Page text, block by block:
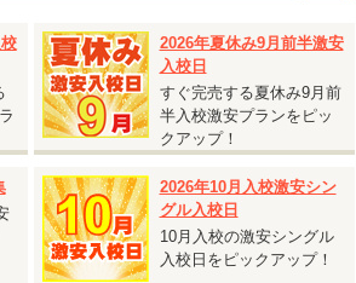
！』
2026年夏休み9月前半激安
入校日
すぐ完売する夏休み9月前
半入校激安プランをピッ
クアップ！
2026年10月入校激安シン
グル入校日
10月入校の激安シングル
入校日をピックアップ！